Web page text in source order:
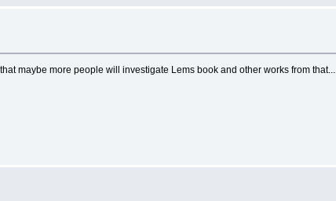
maybe more people will investigate Lems book and other works from